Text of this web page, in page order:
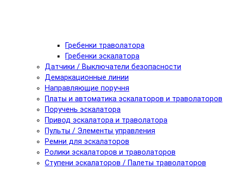
Гребенки траволатора
Гребенки эскалатора
Датчики / Выключатели безопасности
Демаркационные линии
Направляющие поручня
Платы и автоматика эскалаторов и траволаторов
Поручень эскалатора
Привод эскалатора и траволатора
Пульты / Элементы управления
Ремни для эскалаторов
Ролики эскалаторов и траволаторов
Ступени эскалаторов / Палеты траволаторов